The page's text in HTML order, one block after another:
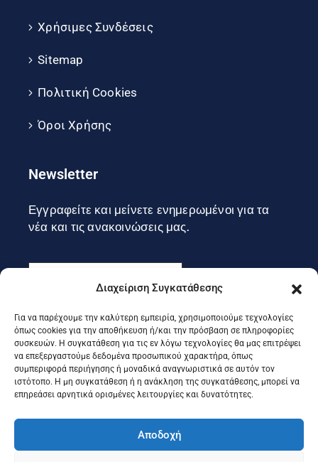
Διαχείριση Συγκατάθεσης
Για να παρέχουμε την καλύτερη εμπειρία, χρησιμοποιούμε τεχνολογίες
όπως cookies για την αποθήκευση ή/και την πρόσβαση σε πληροφορίες
συσκευών. Η συγκατάθεση για τις εν λόγω τεχνολογίες θα μας επιτρέψει
να επεξεργαστούμε δεδομένα προσωπικού χαρακτήρα, όπως
συμπεριφορά περιήγησης ή μοναδικά αναγνωριστικά σε αυτόν τον
ιστότοπο. Η μη συγκατάθεση ή η ανάκληση της συγκατάθεσης, μπορεί να
επηρεάσει αρνητικά ορισμένες λειτουργίες και δυνατότητες.
Αποδοχή
Χρήσιμες Συνδέσεις
Sitemap
Πολιτική Cookies
Όροι Χρήσης
Newsletter
Εγγραφείτε και μείνετε ενημερωμένοι για τα
νέα και τις ανακοινώσεις μας.
Εγγραφή
Ακολουθήστε μας στα social